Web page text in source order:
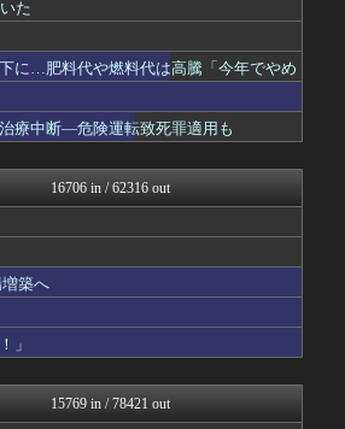
ゲーム魔人
なんJ（まとめては）いかん...
ってなんじぇですかー
アルファルファモザイク＠ネ...
キムチ速報
アニはつ -アニメ発信場-
喪女リカ喪女ルカ┃鬼女・生...
なんじぇいスタジアム＠なん...
なんJ PRIDE
まとめCUP
理想ちゃんねる
ゴールデンタイムズ
浮気ちゃんねる
た
に…肥料代や燃料代は高騰「今年でやめ
療中断―危険運転致死罪適用も
16706 in / 62316 out
築へ
」
15769 in / 78421 out